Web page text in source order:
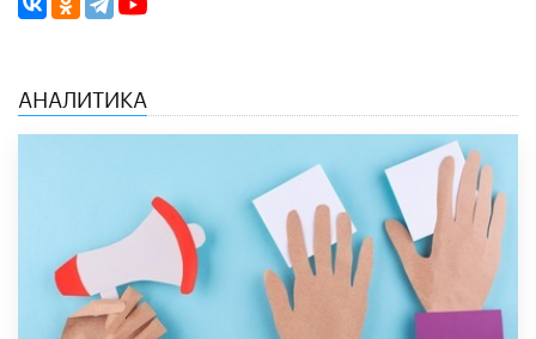
АНАЛИТИКА